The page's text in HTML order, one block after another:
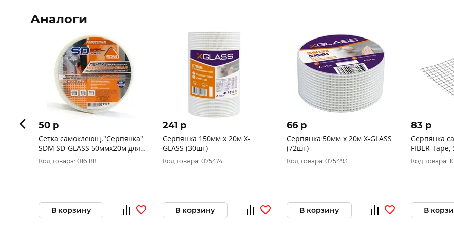
Аналоги
50 p
Сетка самоклеющ."Серпянка"
SDM SD-GLASS 50ммх20м для
внутр.работ 0187
Код товара: 016188
В корзину
241 p
Серпянка 150мм х 20м X-
GLASS (30шт)
Код товара: 075474
В корзину
66 p
Серпянка 50мм х 20м X-GLASS
(72шт)
Код товара: 075493
В корзину
83 p
Серпянка
FIBER-Tape,
Professional
Код товара:
В